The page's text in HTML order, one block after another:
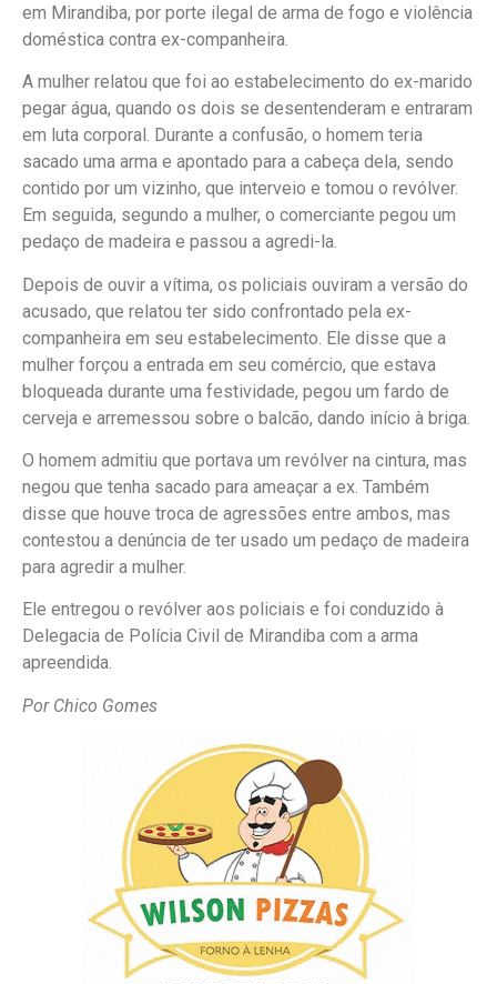
em Mirandiba, por porte ilegal de arma de fogo e violência
doméstica contra ex-companheira.
A mulher relatou que foi ao estabelecimento do ex-marido
pegar água, quando os dois se desentenderam e entraram
em luta corporal. Durante a confusão, o homem teria
sacado uma arma e apontado para a cabeça dela, sendo
contido por um vizinho, que interveio e tomou o revólver.
Em seguida, segundo a mulher, o comerciante pegou um
pedaço de madeira e passou a agredi-la.
Depois de ouvir a vítima, os policiais ouviram a versão do
acusado, que relatou ter sido confrontado pela ex-
companheira em seu estabelecimento. Ele disse que a
mulher forçou a entrada em seu comércio, que estava
bloqueada durante uma festividade, pegou um fardo de
cerveja e arremessou sobre o balcão, dando início à briga.
O homem admitiu que portava um revólver na cintura, mas
negou que tenha sacado para ameaçar a ex. Também
disse que houve troca de agressões entre ambos, mas
contestou a denúncia de ter usado um pedaço de madeira
para agredir a mulher.
Ele entregou o revólver aos policiais e foi conduzido à
Delegacia de Polícia Civil de Mirandiba com a arma
apreendida.
Por Chico Gomes